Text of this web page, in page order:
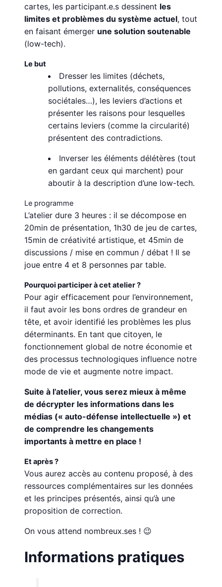
cartes, les participant.e.s dessinent les
limites et problèmes du système actuel, tout
en faisant émerger une solution soutenable
(low-tech).
Le but
Dresser les limites (déchets,
pollutions, externalités, conséquences
sociétales…), les leviers d’actions et
présenter les raisons pour lesquelles
certains leviers (comme la circularité)
présentent des contradictions.
Inverser les éléments délétères (tout
en gardant ceux qui marchent) pour
aboutir à la description d’une low-tech.
Le programme
L’atelier dure 3 heures : il se décompose en
20min de présentation, 1h30 de jeu de cartes,
15min de créativité artistique, et 45min de
discussions / mise en commun / débat ! Il se
joue entre 4 et 8 personnes par table.
Pourquoi participer à cet atelier ?
Pour agir efficacement pour l’environnement,
il faut avoir les bons ordres de grandeur en
tête, et avoir identifié les problèmes les plus
déterminants. En tant que citoyen, le
fonctionnement global de notre économie et
des processus technologiques influence notre
mode de vie et augmente notre impact.
Suite à l’atelier, vous serez mieux à même
de décrypter les informations dans les
médias (« auto-défense intellectuelle ») et
de comprendre les changements
importants à mettre en place !
Et après ?
Vous aurez accès au contenu proposé, à des
ressources complémentaires sur les données
et les principes présentés, ainsi qu’à une
proposition de correction.
On vous attend nombreux.ses ! 😉
Informations pratiques